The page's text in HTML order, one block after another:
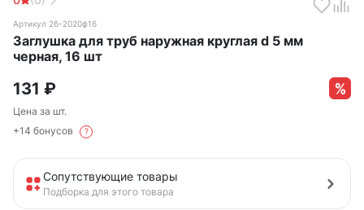
Артикул 26-2020ф16
Заглушка для труб наружная круглая d 5 мм
черная, 16 шт
131 ₽
Цена за шт.
+14 бонусов
?
Сопутствующие товары
Подборка для этого товара